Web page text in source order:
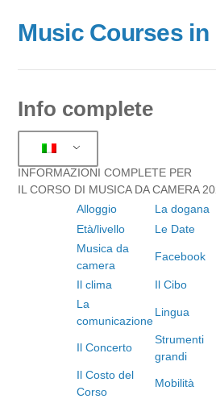
Music Courses in
Info complete
INFORMAZIONI COMPLETE PER
IL CORSO DI MUSICA DA CAMERA
Alloggio
La dogana
Età/livello
Le Date
Musica da
camera
Facebook
Il clima Il Cibo
La
comunicazione
Lingua
Il Concerto
Strumenti
grandi
Il Costo del
Corso
Mobilità